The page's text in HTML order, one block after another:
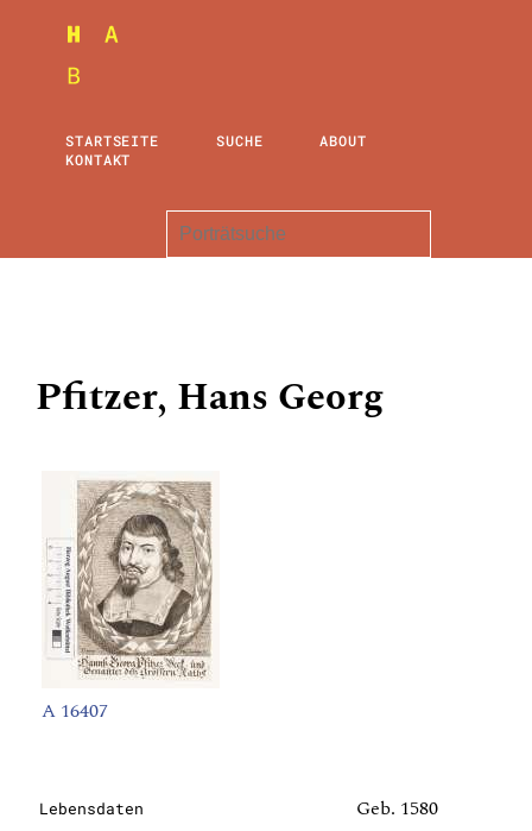
STARTSEITE SUCHE
ABOUT
KONTAKT
Pfitzer, Hans Georg
A 16407
Lebensdaten Geb. 1580